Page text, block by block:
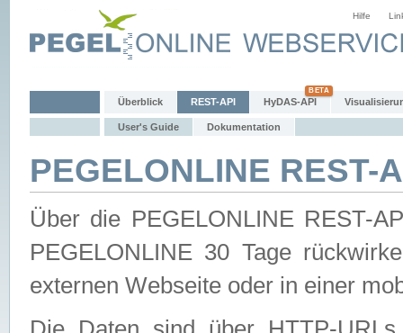
Hilfe
Überblick REST-API HyDAS-API
User's Guide Dokumentation
PEGELONLINE REST-
Über die PEGELONLINE REST-
PEGELONLINE 30 Tage
externen Webseite oder in einer